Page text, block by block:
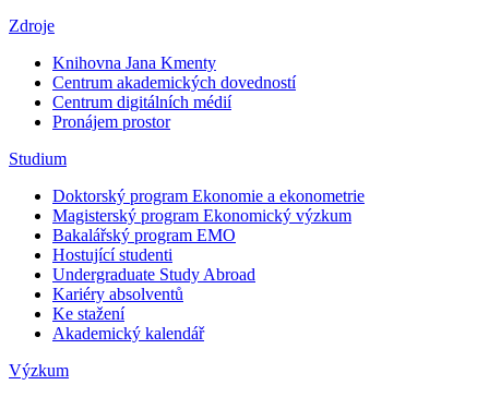
Zdroje
Knihovna Jana Kmenty
Centrum akademických dovedností
Centrum digitálních médií
Pronájem prostor
Studium
Doktorský program Ekonomie a ekonometrie
Magisterský program Ekonomický výzkum
Bakalářský program EMO
Hostující studenti
Undergraduate Study Abroad
Kariéry absolventů
Ke stažení
Akademický kalendář
Výzkum